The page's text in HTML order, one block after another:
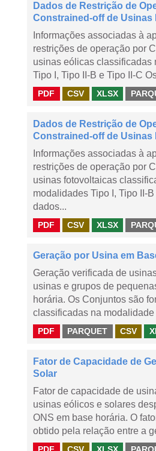
Dados de Restrição de
Constrained-off de Usinas
Informações associadas à
restrições de operação por
usinas eólicas classificadas
Tipo I, Tipo II-B e Tipo II-C
PDF CSV XLSX
Dados de Restrição de
Constrained-off de Usinas
Informações associadas à
restrições de operação por
usinas fotovoltaicas
modalidades Tipo I, Tipo II-
dados...
PDF CSV XLSX
Geração por Usina em
Geração verificada de
usinas e grupos de
horária. Os Conjuntos são
classificadas na modalidade
PDF PARQUET CSV
Fator de Capacidade de
Solar
Fator de capacidade de
usinas eólicos e solares
ONS em base horária. O
obtido pela relação entre a